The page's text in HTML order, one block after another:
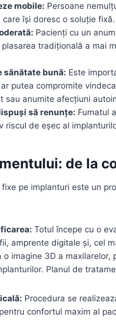
mobile: Persoane
își doresc o soluție fixă.
Pacienți cu un
tradițională a mai
sănătate bună: Este
putea compromite
sau anumite afecțiuni
să renunțe: Fumatul
riscul de eșec al
de la
fixe pe implanturi este un
Totul începe cu o
amprente digitale și, cel
o imagine 3D a
Planul de
Procedura se
confortul maxim al